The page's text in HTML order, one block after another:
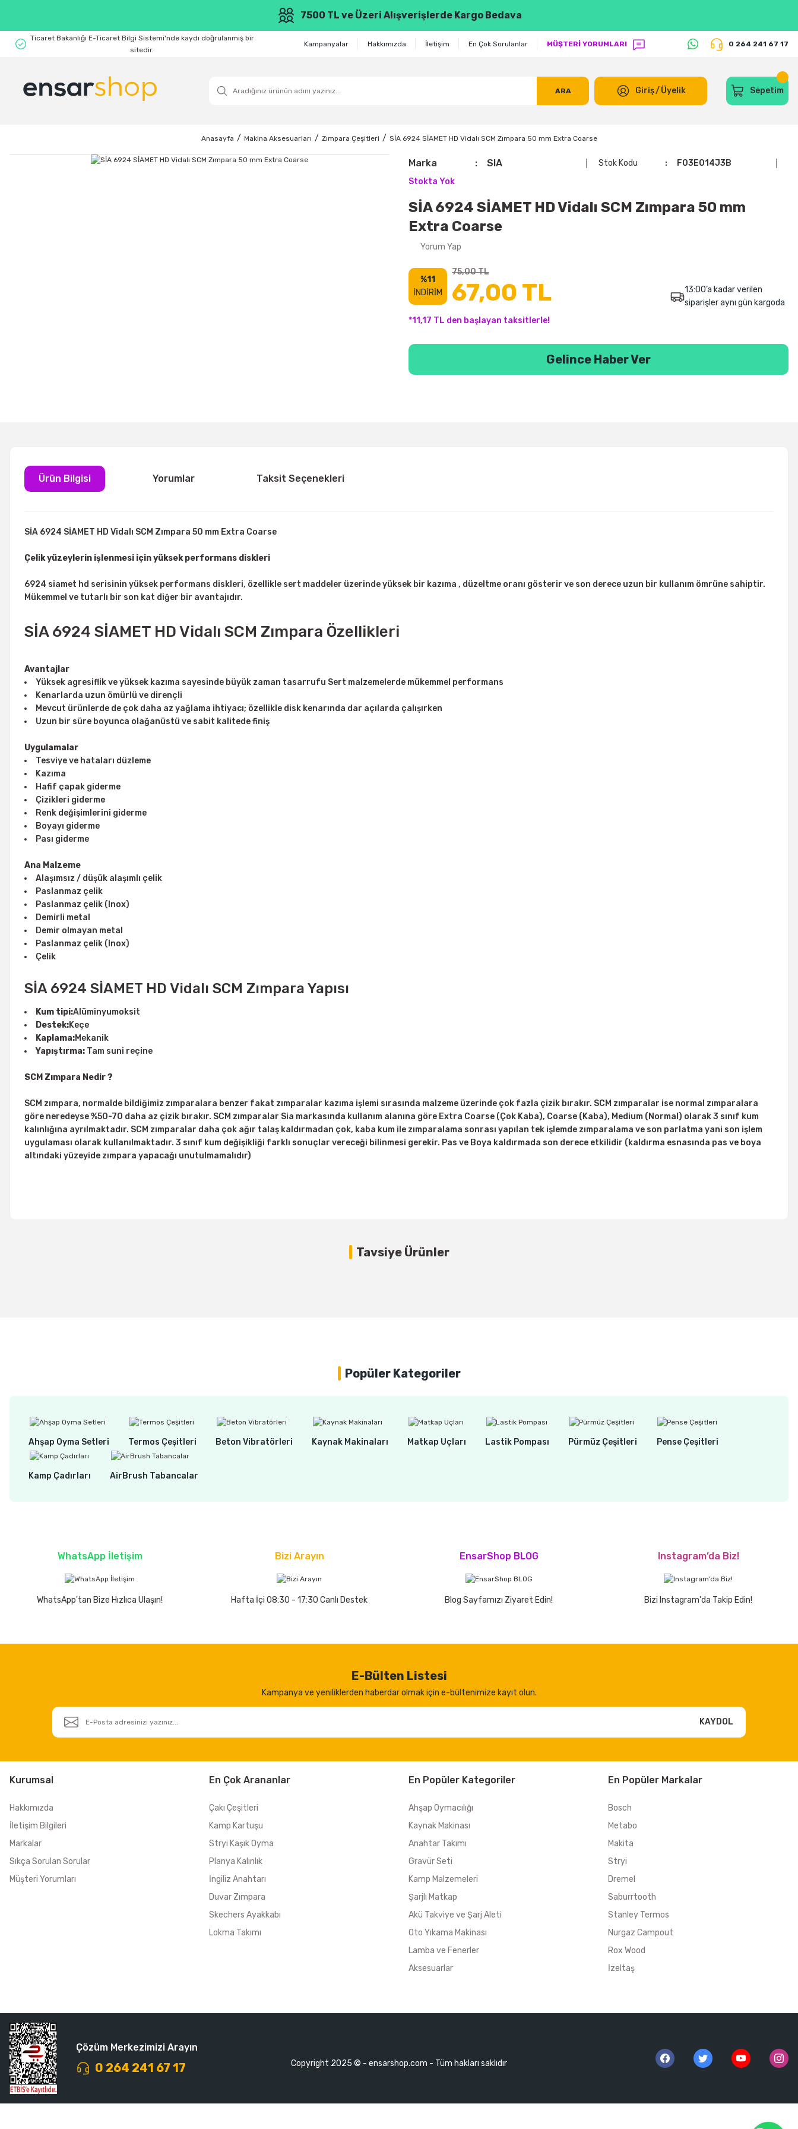
7500 TL ve Üzeri Alışverişlerde Kargo Bedava
Ticaret Bakanlığı E-Ticaret Bilgi Sistemi'nde kaydı doğrulanmış bir
sitedir.
Kampanyalar Hakkımızda İletişim En Çok Sorulanlar MÜŞTERİ YORUMLARI 0 264 241 67 17
ARA Giriş/Üyelik Sepetim
Anasayfa Makina Aksesuarları Zımpara Çeşitleri SİA 6924 SİAMET HD Vidalı SCM Zımpara 50 mm Extra Coarse
Marka SIA Stok Kodu
F03E014J3B
Stokta Yok
SİA 6924 SİAMET HD Vidalı SCM Zımpara 50 mm
Extra Coarse
Yorum Yap
%11
İNDİRİM
75,00 TL
67,00 TL
*11,17 TL den başlayan taksitlerle!
13:00’a kadar verilen
siparişler aynı gün kargoda
Gelince Haber Ver
Ürün Bilgisi Yorumlar Taksit Seçenekleri
SİA 6924 SİAMET HD Vidalı SCM Zımpara 50 mm Extra Coarse
Çelik yüzeylerin işlenmesi için yüksek performans diskleri
6924 siamet hd serisinin yüksek performans diskleri, özellikle sert maddeler üzerinde yüksek bir kazıma , düzeltme oranı gösterir ve son derece uzun bir kullanım ömrüne sahiptir.
Mükemmel ve tutarlı bir son kat diğer bir avantajıdır.
SİA 6924 SİAMET HD Vidalı SCM Zımpara Özellikleri
Avantajlar
Yüksek agresiflik ve yüksek kazıma sayesinde büyük zaman tasarrufu Sert malzemelerde mükemmel performans
Kenarlarda uzun ömürlü ve dirençli
Mevcut ürünlerde de çok daha az yağlama ihtiyacı; özellikle disk kenarında dar açılarda çalışırken
Uzun bir süre boyunca olağanüstü ve sabit kalitede finiş
Uygulamalar
Tesviye ve hataları düzleme
Kazıma
Hafif çapak giderme
Çizikleri giderme
Renk değişimlerini giderme
Boyayı giderme
Pası giderme
Ana Malzeme
Alaşımsız / düşük alaşımlı çelik
Paslanmaz çelik
Paslanmaz çelik (Inox)
Demirli metal
Demir olmayan metal
Paslanmaz çelik (Inox)
Çelik
SİA 6924 SİAMET HD Vidalı SCM Zımpara Yapısı
Kum tipi:Alüminyumoksit
Destek:Keçe
Kaplama:Mekanik
Yapıştırma: Tam suni reçine
SCM Zımpara Nedir ?
SCM zımpara, normalde bildiğimiz zımparalara benzer fakat zımparalar kazıma işlemi sırasında malzeme üzerinde çok fazla çizik bırakır. SCM zımparalar ise normal zımparalara
göre neredeyse %50-70 daha az çizik bırakır. SCM zımparalar Sia markasında kullanım alanına göre Extra Coarse (Çok Kaba), Coarse (Kaba), Medium (Normal) olarak 3 sınıf kum
kalınlığına ayrılmaktadır. SCM zımparalar daha çok ağır talaş kaldırmadan çok, kaba kum ile zımparalama sonrası yapılan tek işlemde zımparalama ve son parlatma yani son işlem
uygulaması olarak kullanılmaktadır. 3 sınıf kum değişikliği farklı sonuçlar vereceği bilinmesi gerekir. Pas ve Boya kaldırmada son derece etkilidir (kaldırma esnasında pas ve boya
altındaki yüzeyide zımpara yapacağı unutulmamalıdır)
Yorum Yaz
Tavsiye Ürünler
%10
SİA R-Type Vidalı ve Cırtlı 50 mm Zımpara Tabanı - 6 mm - 1/4 Saplı
923,00 TL
Popüler Kategoriler
Ahşap Oyma Setleri Termos Çeşitleri Beton Vibratörleri Kaynak Makinaları Matkap Uçları Lastik Pompası Pürmüz Çeşitleri Pense Çeşitleri
Kamp Çadırları AirBrush Tabancalar
WhatsApp İletişim
WhatsApp'tan Bize Hızlıca Ulaşın!
Bizi Arayın
Hafta İçi 08:30 - 17:30 Canlı Destek
EnsarShop BLOG
Blog Sayfamızı Ziyaret Edin!
Instagram’da Biz!
Bizi Instagram'da Takip Edin!
E-Bülten Listesi
Kampanya ve yeniliklerden haberdar olmak için e-bültenimize kayıt olun.
KAYDOL
Kurumsal
Hakkımızda
İletişim Bilgileri
Markalar
Sıkça Sorulan Sorular
Müşteri Yorumları
En Çok Arananlar
Çakı Çeşitleri
Kamp Kartuşu
Stryi Kaşık Oyma
Planya Kalınlık
İngiliz Anahtarı
Duvar Zımpara
Skechers Ayakkabı
Lokma Takımı
En Popüler Kategoriler
Ahşap Oymacılığı
Kaynak Makinası
Anahtar Takımı
Gravür Seti
Kamp Malzemeleri
Şarjlı Matkap
Akü Takviye ve Şarj Aleti
Oto Yıkama Makinası
Lamba ve Fenerler
Aksesuarlar
En Popüler Markalar
Bosch
Metabo
Makita
Stryi
Dremel
Saburrtooth
Stanley Termos
Nurgaz Campout
Rox Wood
İzeltaş
Çözüm Merkezimizi Arayın
0 264 241 67 17 Copyright 2025 © - ensarshop.com - Tüm hakları saklıdır